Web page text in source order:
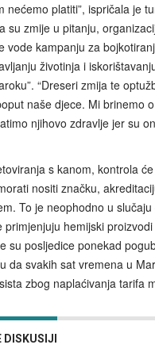
nećemo platiti”, ispričala je
su zmije u pitanju,
vode kampanju za
životinja i
“Dreseri zmija te
naše djece. Mi brinemo
njihovo zdravlje jer su
s kanom, kontrola
nositi značku,
To je neophodno u
primjenjuju hemijski
su posljedice ponekad
da svakih sat vremena u
zbog naplaćivanja tarifa
DISKUSIJI